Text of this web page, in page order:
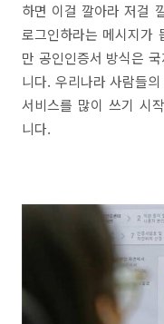
하면 이걸 깔아라 저걸
로그인하라는 메시지가
만 공인인증서 방식은
니다. 우리나라 사람들
서비스를 많이 쓰기 시
니다.